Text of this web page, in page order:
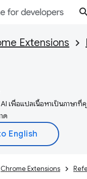
Extensions
เพื่อแปลเนื้อหาเป็นภาษา
ด
Chrome Extensions